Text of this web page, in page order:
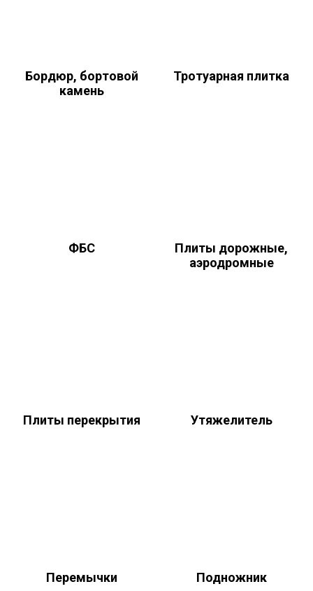
Бордюр, бортовой
камень
Тротуарная плитка
ФБС
Плиты дорожные,
аэродромные
Плиты перекрытия Утяжелитель
Перемычки Подножник